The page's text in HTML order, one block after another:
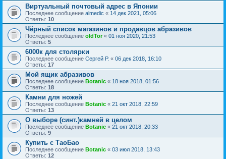
Виртуальный почтовый адрес в Японии
Последнее сообщение almedic « 14 дек 2021, 05:06
Ответы: 10
Чёрный список магазинов и продавцов абразивов
Последнее сообщение oldTor« 01 ноя 2020, 21:53
Ответы: 5
6000к для столярки
Последнее сообщение Сергей Р. « 06 дек 2018, 16:10
Ответы: 17
Мой ящик абразивов
Последнее сообщение Botanic « 18 ноя 2018, 01:56
Ответы: 18
Камни для ножей
Последнее сообщение Botanic « 21 окт 2018, 22:59
Ответы: 13
О выборе (синт.)камней в целом
Последнее сообщение Botanic « 21 окт 2018, 20:33
Ответы: 9
Купить с ТаоБао
Последнее сообщение Botanic « 03 июл 2018, 13:43
Ответы: 12